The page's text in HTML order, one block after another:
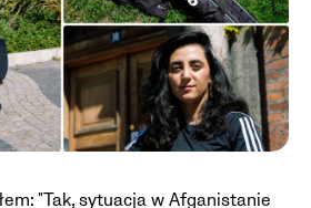
"Tak, sytuacja w Afganistanie